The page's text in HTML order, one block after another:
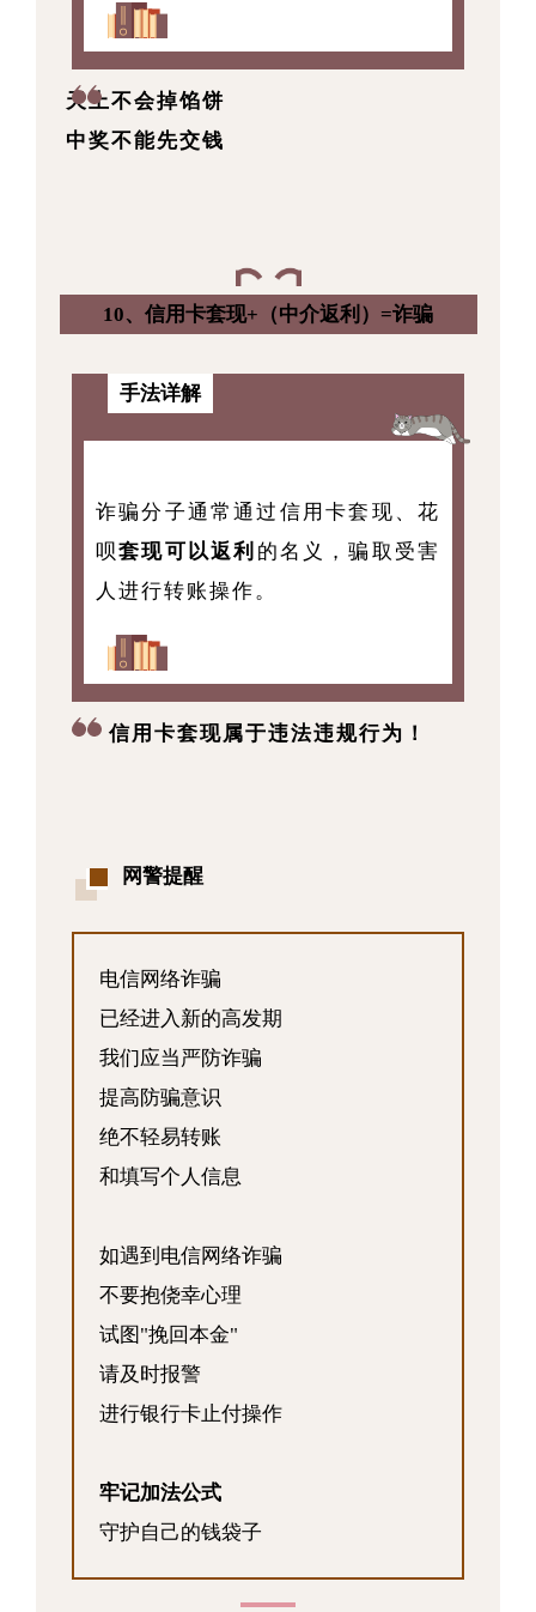
天上不会掉馅饼
中奖不能先交钱
10、信用卡套现+（中介返利）=诈骗
手法详解
诈骗分子通常通过信用卡套现、花
呗套现可以返利 的名义，骗取受害
人进行转账操作。
信用卡套现属于违法违规行为！
网警提醒
电信网络诈骗
已经进入新的高发期
我们应当严防诈骗
提高防骗意识
绝不轻易转账
和填写个人信息
如遇到电信网络诈骗
不要抱侥幸心理
试图"挽回本金"
请及时报警
进行银行卡止付操作
牢记加法公式
守护自己的钱袋子